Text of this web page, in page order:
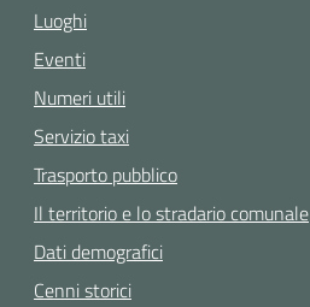
Luoghi
Eventi
Numeri utili
Servizio taxi
Trasporto pubblico
Il territorio e lo stradario comunale
Dati demografici
Cenni storici